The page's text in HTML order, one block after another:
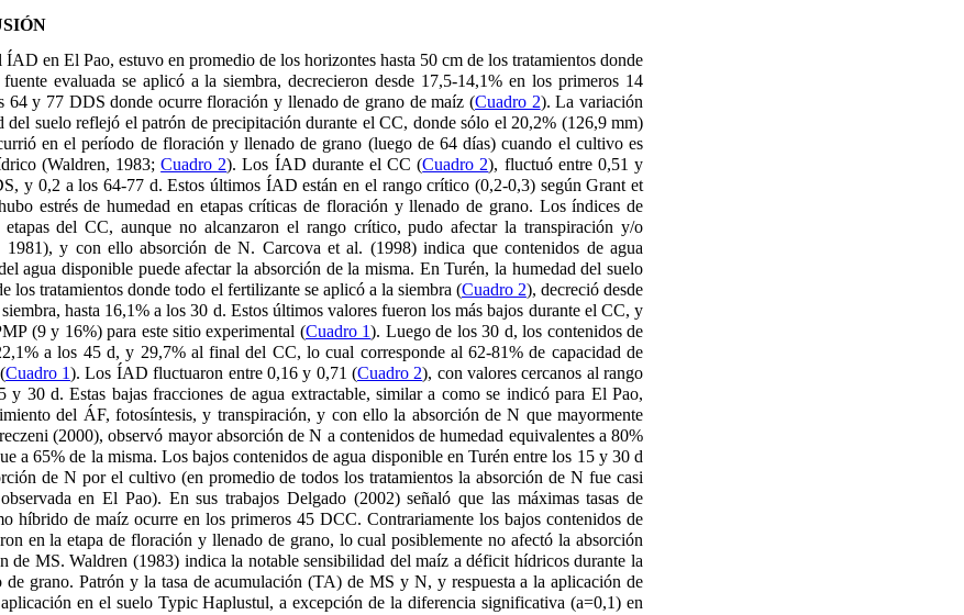
en El Pao, estuvo en promedio de los horizontes hasta 50 cm de los tratamientos donde
evaluada se aplicó a la siembra, decrecieron desde 17,5-14,1% en los primeros 14
64 y 77 DDS donde ocurre floración y llenado de grano de maíz (Cuadro 2). La variación
del suelo reflejó el patrón de precipitación durante el CC, donde sólo el 20,2% (126,9 mm)
en el período de floración y llenado de grano (luego de 64 días) cuando el cultivo es
(Waldren, 1983;Cuadro 2). Los ÍAD durante el CC (Cuadro 2), fluctuó entre 0,51 y
y 0,2 a los 64-77 d. Estos últimos ÍAD están en el rango crítico (0,2-0,3) según Grant et
estrés de humedad en etapas críticas de floración y llenado de grano. Los índices de
etapas del CC, aunque no alcanzaron el rango crítico, pudo afectar la transpiración y/o
1981), y con ello absorción de N. Carcova et al. (1998) indica que contenidos de agua
agua disponible puede afectar la absorción de la misma. En Turén, la humedad del suelo
los tratamientos donde todo el fertilizante se aplicó a la siembra (Cuadro 2), decreció desde
hasta 16,1% a los 30 d. Estos últimos valores fueron los más bajos durante el CC, y
(9 y 16%) para este sitio experimental (Cuadro 1). Luego de los 30 d, los contenidos de
a los 45 d, y 29,7% al final del CC, lo cual corresponde al 62-81% de capacidad de
Cuadro 1). Los ÍAD fluctuaron entre 0,16 y 0,71 (Cuadro 2), con valores cercanos al rango
y 30 d. Estas bajas fracciones de agua extractable, similar a como se indicó para El Pao,
del ÁF, fotosíntesis, y transpiración, y con ello la absorción de N que mayormente
(2000), observó mayor absorción de N a contenidos de humedad equivalentes a 80%
a 65% de la misma. Los bajos contenidos de agua disponible en Turén entre los 15 y 30 d
de N por el cultivo (en promedio de todos los tratamientos la absorción de N fue casi
en El Pao). En sus trabajos Delgado (2002) señaló que las máximas tasas de
híbrido de maíz ocurre en los primeros 45 DCC. Contrariamente los bajos contenidos de
en la etapa de floración y llenado de grano, lo cual posiblemente no afectó la absorción
de MS. Waldren (1983) indica la notable sensibilidad del maíz a déficit hídricos durante la
de grano. Patrón y la tasa de acumulación (TA) de MS y N, y respuesta a la aplicación de
en el suelo Typic Haplustul, a excepción de la diferencia significativa (a=0,1) en